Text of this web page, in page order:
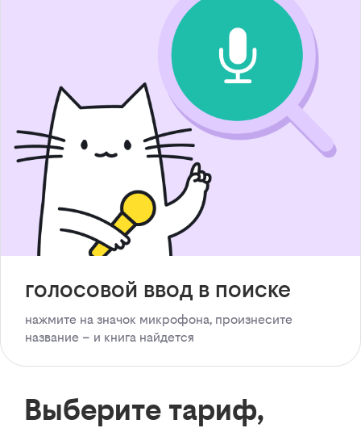
голосовой ввод в поиске
нажмите на значок микрофона, произнесите
название – и книга найдется
Выберите тариф,